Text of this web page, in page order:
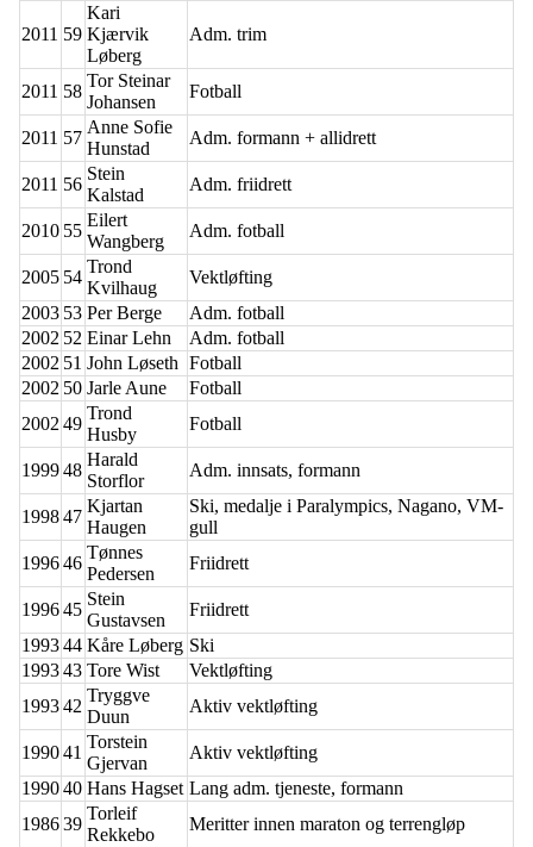
2011 59
Kari
Kjærvik
Løberg
Adm. trim
2011 58
Tor Steinar
Johansen
Fotball
2011 57
Anne Sofie
Hunstad
Adm. formann + allidrett
2011 56
Stein
Kalstad
Adm. friidrett
2010 55
Eilert
Wangberg
Adm. fotball
2005 54
Trond
Kvilhaug
Vektløfting
2003 53 Per Berge
Adm. fotball
2002 52 Einar Lehn
Adm. fotball
2002 51 John Løseth Fotball
2002 50 Jarle Aune
Fotball
2002 49
Trond
Husby
Fotball
199948
Harald
Storflor
Adm. innsats, formann
199847
Kjartan
Haugen
Ski, medalje i Paralympics, Nagano, VM-
gull
199646
Tønnes
Pedersen
Friidrett
199645
Stein
Gustavsen
Friidrett
199344 Kåre Løberg Ski
199343 Tore Wist
Vektløfting
199342
Tryggve
Duun
Aktiv vektløfting
199041
Torstein
Gjervan
Aktiv vektløfting
199040 Hans Hagset Lang adm. tjeneste, formann
198639
Torleif
Rekkebo
Meritter innen maraton og terrengløp